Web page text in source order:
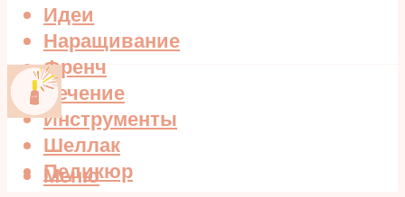
Идеи
Наращивание
Френч
Лечение
Инструменты
Шеллак
Педикюр
Меню